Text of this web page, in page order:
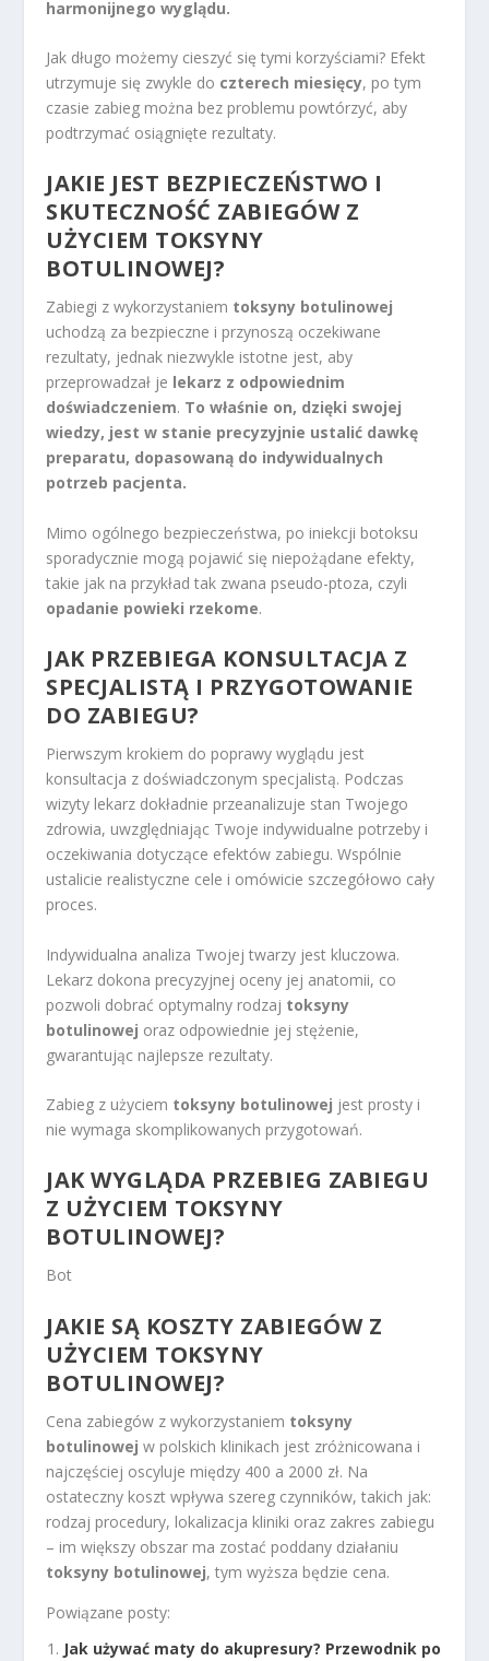
harmonijnego wyglądu.
Jak długo możemy cieszyć się tymi korzyściami? Efekt
utrzymuje się zwykle do czterech miesięcy, po tym
czasie zabieg można bez problemu powtórzyć, aby
podtrzymać osiągnięte rezultaty.
JAKIE JEST BEZPIECZEŃSTWO I
SKUTECZNOŚĆ ZABIEGÓW Z
UŻYCIEM TOKSYNY
BOTULINOWEJ?
Zabiegi z wykorzystaniem toksyny botulinowej
uchodzą za bezpieczne i przynoszą oczekiwane
rezultaty, jednak niezwykle istotne jest, aby
przeprowadzał je lekarz z odpowiednim
doświadczeniem. To właśnie on, dzięki swojej
wiedzy, jest w stanie precyzyjnie ustalić dawkę
preparatu, dopasowaną do indywidualnych
potrzeb pacjenta.
Mimo ogólnego bezpieczeństwa, po iniekcji botoksu
sporadycznie mogą pojawić się niepożądane efekty,
takie jak na przykład tak zwana pseudo-ptoza, czyli
opadanie powieki rzekome.
JAK PRZEBIEGA KONSULTACJA Z
SPECJALISTĄ I PRZYGOTOWANIE
DO ZABIEGU?
Pierwszym krokiem do poprawy wyglądu jest
konsultacja z doświadczonym specjalistą. Podczas
wizyty lekarz dokładnie przeanalizuje stan Twojego
zdrowia, uwzględniając Twoje indywidualne potrzeby i
oczekiwania dotyczące efektów zabiegu. Wspólnie
ustalicie realistyczne cele i omówicie szczegółowo cały
proces.
Indywidualna analiza Twojej twarzy jest kluczowa.
Lekarz dokona precyzyjnej oceny jej anatomii, co
pozwoli dobrać optymalny rodzaj toksyny
botulinowej oraz odpowiednie jej stężenie,
gwarantując najlepsze rezultaty.
Zabieg z użyciem toksyny botulinowej jest prosty i
nie wymaga skomplikowanych przygotowań.
JAK WYGLĄDA PRZEBIEG ZABIEGU
Z UŻYCIEM TOKSYNY
BOTULINOWEJ?
Bot
JAKIE SĄ KOSZTY ZABIEGÓW Z
UŻYCIEM TOKSYNY
BOTULINOWEJ?
Cena zabiegów z wykorzystaniem toksyny
botulinowej w polskich klinikach jest zróżnicowana i
najczęściej oscyluje między 400 a 2000 zł. Na
ostateczny koszt wpływa szereg czynników, takich jak:
rodzaj procedury, lokalizacja kliniki oraz zakres zabiegu
– im większy obszar ma zostać poddany działaniu
toksyny botulinowej, tym wyższa będzie cena.
Powiązane posty:
Jak używać maty do akupresury? Przewodnik po